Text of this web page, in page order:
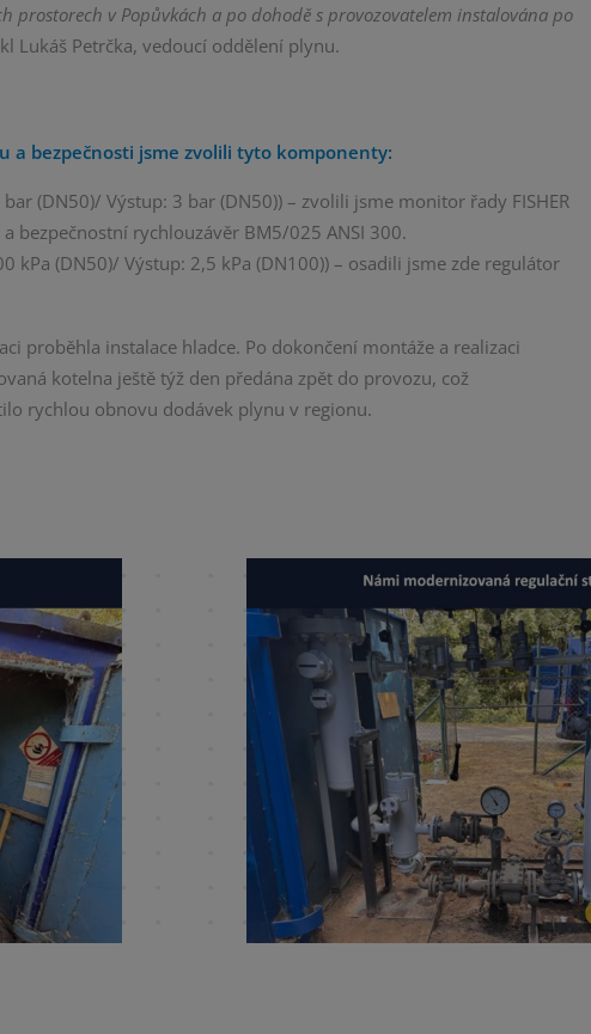
prostorech v Popůvkách a po dohodě s provozovatelem instalována po
Lukáš Petrčka, vedoucí oddělení plynu.
a bezpečnosti jsme zvolili tyto komponenty:
(DN50)/ Výstup: 3 bar (DN50)) – zvolili jsme monitor řady FISHER
bezpečnostní rychlouzávěr BM5/025 ANSI 300.
kPa (DN50)/ Výstup: 2,5 kPa (DN100)) – osadili jsme zde regulátor
proběhla instalace hladce. Po dokončení montáže a realizaci
kotelna ještě týž den předána zpět do provozu, což
rychlou obnovu dodávek plynu v regionu.